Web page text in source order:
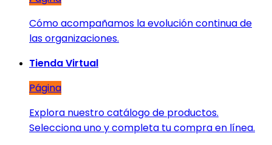
Cómo acompañamos la evolución continua de
las organizaciones.
Tienda Virtual
Página
Explora nuestro catálogo de productos.
Selecciona uno y completa tu compra en línea.